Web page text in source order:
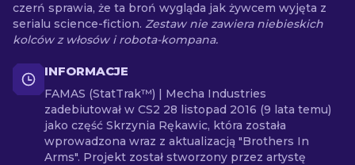
czerń sprawia, że ta broń wygląda jak żywcem wyjęta z
serialu science-fiction. Zestaw nie zawiera niebieskich
kolców z włosów i robota-kompana.
INFORMACJE
FAMAS (StatTrak™) | Mecha Industries
zadebiutował w CS2 28 listopad 2016 (9 lata temu)
jako część Skrzynia Rękawic, która została
wprowadzona wraz z aktualizacją "Brothers In
Arms". Projekt został stworzony przez artystę